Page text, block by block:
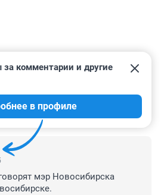
127
за комментарии и другие
в профиле
мэр Новосибирска